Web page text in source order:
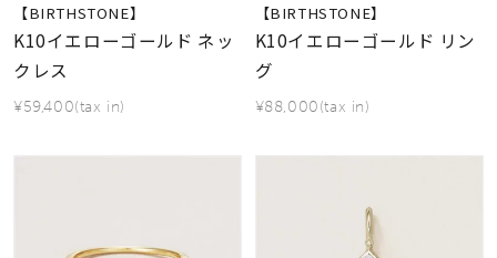
【BIRTHSTONE】
K10イエローゴールド ネッ
クレス
¥59,400(tax in)
【BIRTHSTONE】
K10イエローゴールド リン
グ
¥88,000(tax in)